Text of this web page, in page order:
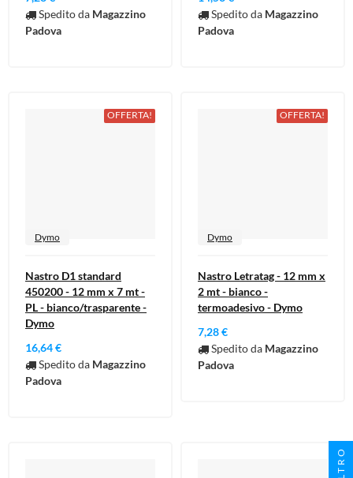
Spedito da Magazzino
Padova
Spedito da Magazzino
Padova
OFFERTA!
Dymo
Nastro D1 standard
450200 - 12 mm x 7 mt -
PL - bianco/trasparente -
Dymo
16,64 €
Spedito da Magazzino
Padova
OFFERTA!
Dymo
Nastro Letratag - 12 mm x
2 mt - bianco -
termoadesivo - Dymo
7,28 €
Spedito da Magazzino
Padova